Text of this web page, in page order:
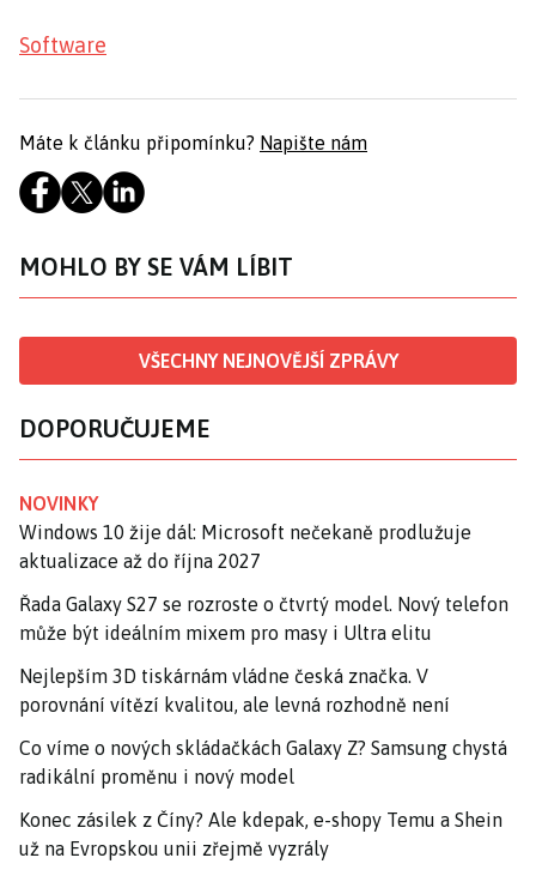
Software
Máte k článku připomínku? Napište nám
MOHLO BY SE VÁM LÍBIT
VŠECHNY NEJNOVĚJŠÍ ZPRÁVY
DOPORUČUJEME
NOVINKY
Windows 10 žije dál: Microsoft nečekaně prodlužuje
aktualizace až do října 2027
Řada Galaxy S27 se rozroste o čtvrtý model. Nový telefon
může být ideálním mixem pro masy i Ultra elitu
Nejlepším 3D tiskárnám vládne česká značka. V
porovnání vítězí kvalitou, ale levná rozhodně není
Co víme o nových skládačkách Galaxy Z? Samsung chystá
radikální proměnu i nový model
Konec zásilek z Číny? Ale kdepak, e-shopy Temu a Shein
už na Evropskou unii zřejmě vyzrály